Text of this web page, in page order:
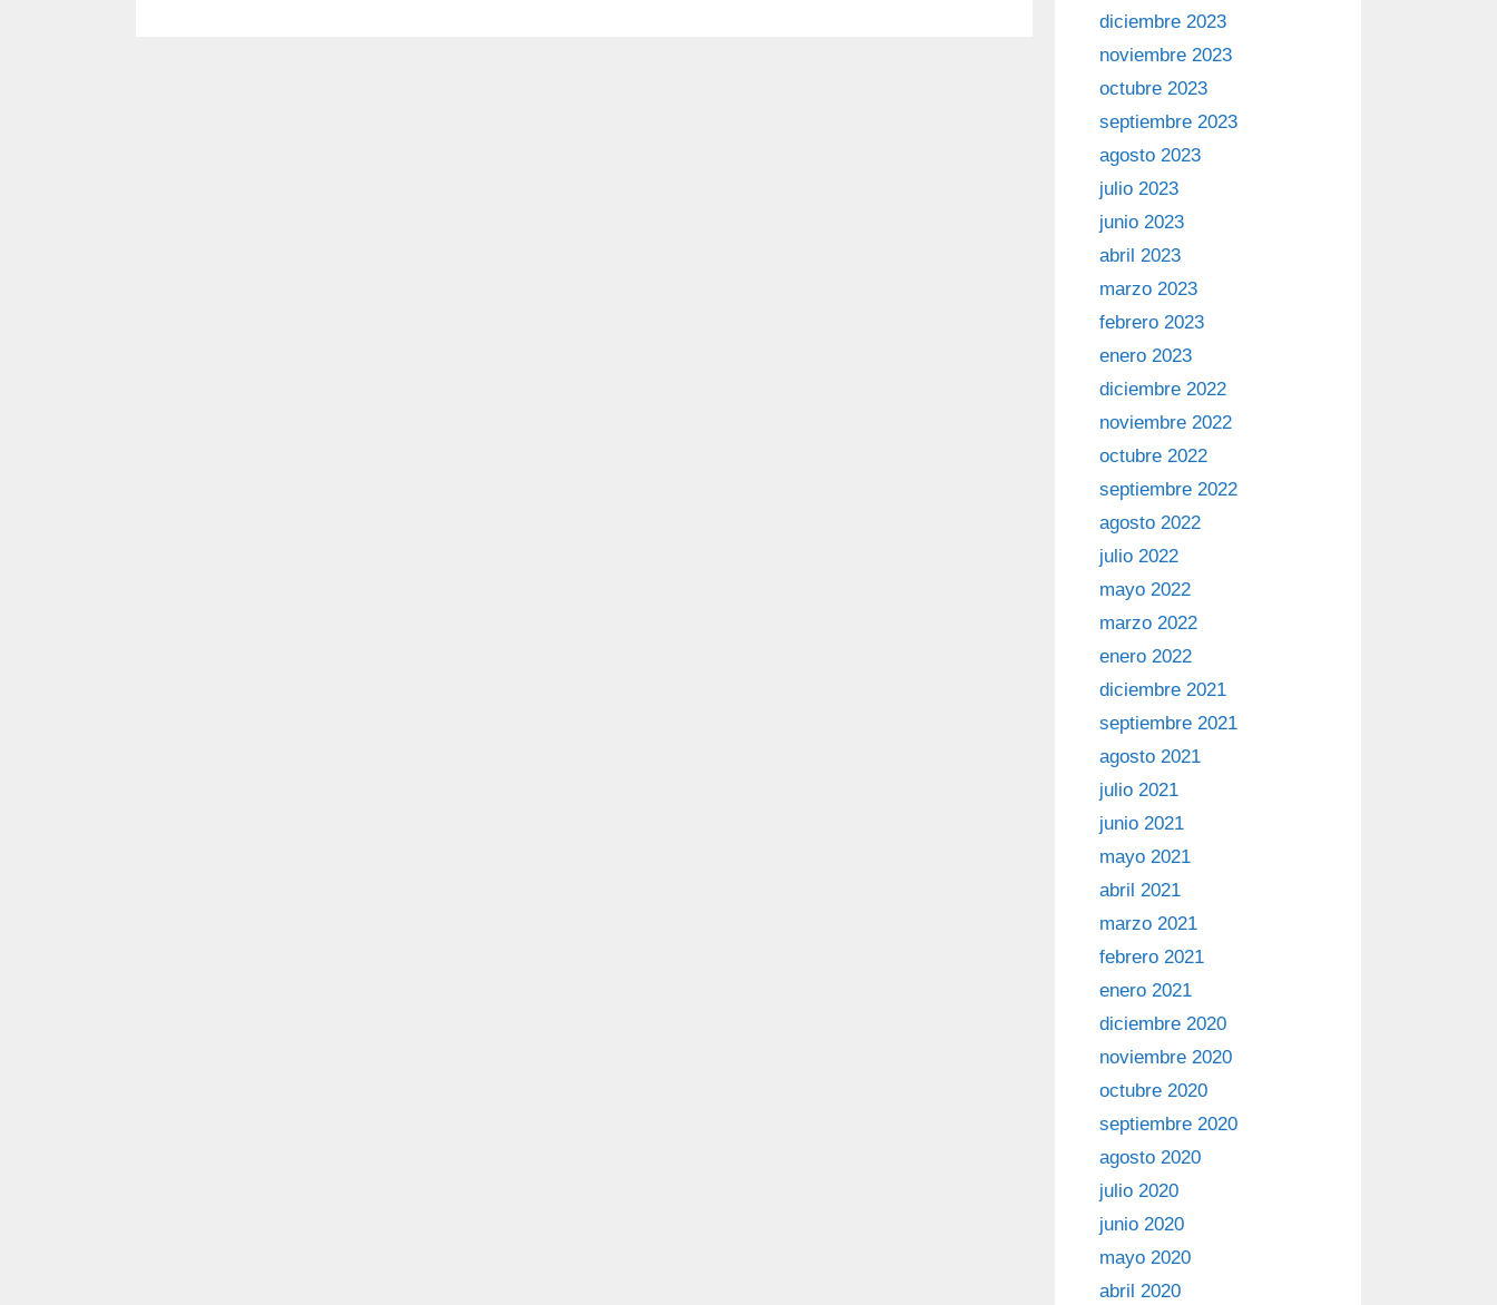
diciembre 2023
noviembre 2023
octubre 2023
septiembre 2023
agosto 2023
julio 2023
junio 2023
abril 2023
marzo 2023
febrero 2023
enero 2023
diciembre 2022
noviembre 2022
octubre 2022
septiembre 2022
agosto 2022
julio 2022
mayo 2022
marzo 2022
enero 2022
diciembre 2021
septiembre 2021
agosto 2021
julio 2021
junio 2021
mayo 2021
abril 2021
marzo 2021
febrero 2021
enero 2021
diciembre 2020
noviembre 2020
octubre 2020
septiembre 2020
agosto 2020
julio 2020
junio 2020
mayo 2020
abril 2020